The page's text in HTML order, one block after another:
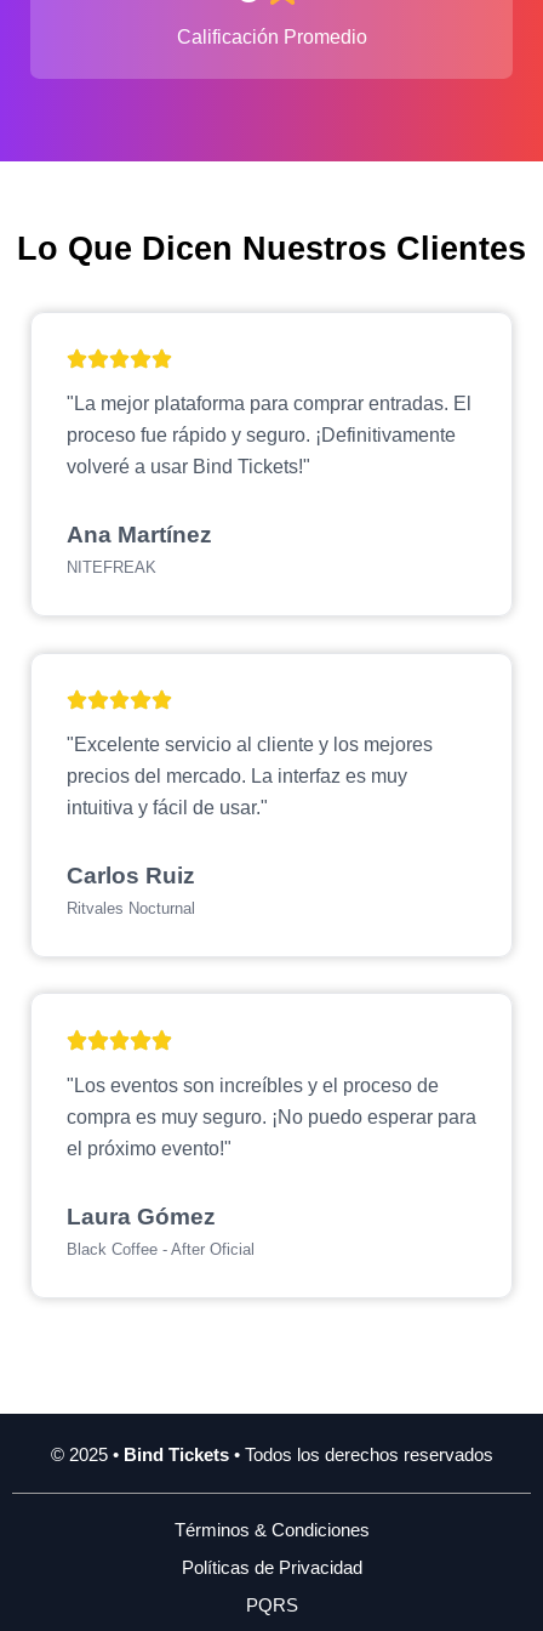
Calificación Promedio
Lo Que Dicen Nuestros Clientes
"La mejor plataforma para comprar entradas. El
proceso fue rápido y seguro. ¡Definitivamente
volveré a usar Bind Tickets!"
Ana Martínez
NITEFREAK
"Excelente servicio al cliente y los mejores
precios del mercado. La interfaz es muy
intuitiva y fácil de usar."
Carlos Ruiz
Ritvales Nocturnal
"Los eventos son increíbles y el proceso de
compra es muy seguro. ¡No puedo esperar para
el próximo evento!"
Laura Gómez
Black Coffee - After Oficial
© 2025 • Bind Tickets• Todos los derechos reservados
Términos & Condiciones
Políticas de Privacidad
PQRS